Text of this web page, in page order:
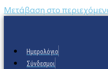
Μετάβαση στο
Ημερολόγιο
Σύνδεσμοι